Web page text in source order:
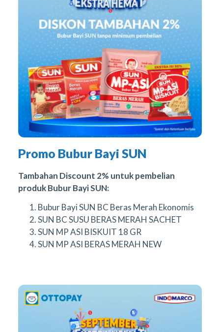
Promo Bubur Bayi SUN
Tambahan Discount 2% untuk pembelian
produk Bubur Bayi SUN:
Bubur Bayi SUN BC Beras Merah Ekonomis
SUN BC SUSU BERAS MERAH SACHET
SUN MP ASI BISKUIT 18 GR
SUN MP ASI BERAS MERAH NEW